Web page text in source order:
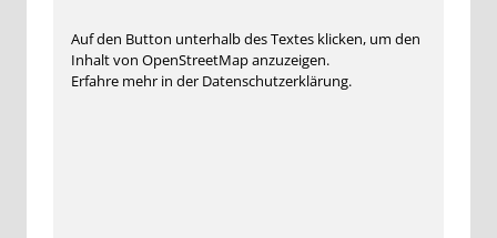
Auf den Button unterhalb des Textes klicken, um den
Inhalt von OpenStreetMap anzuzeigen.
Erfahre mehr in der Datenschutzerklärung.